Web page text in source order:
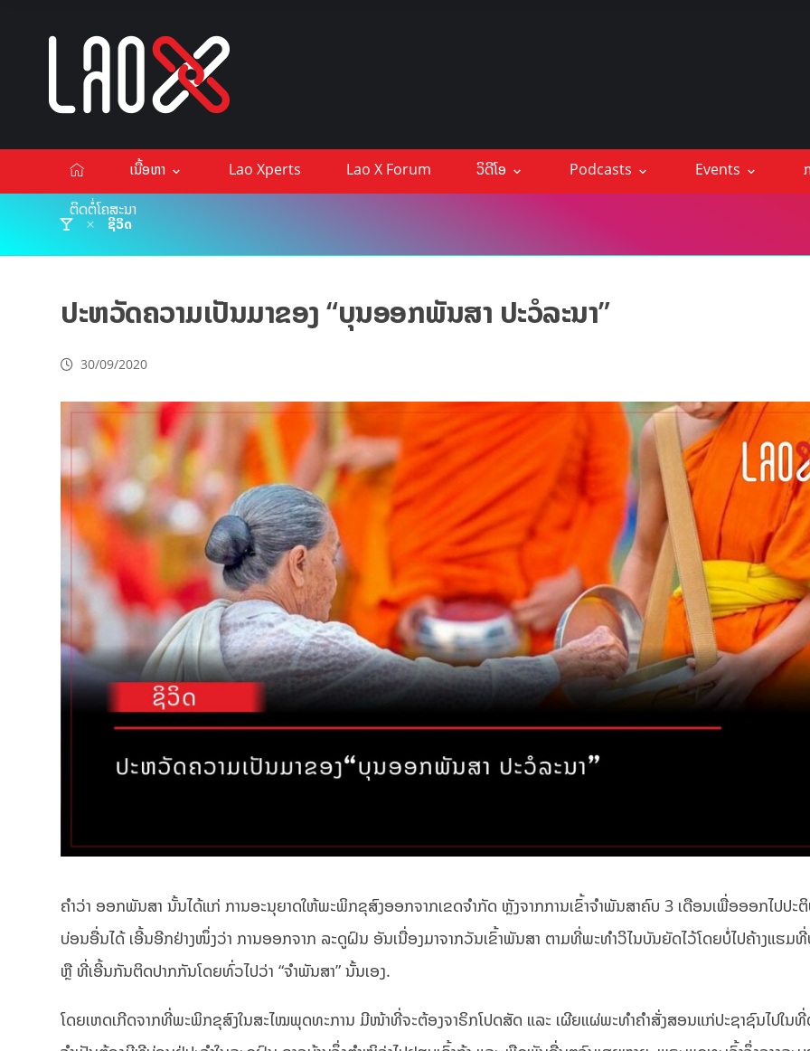
ເນື້ອຫາ Lao Xperts Lao X Forum ວິດີໂອ Podcasts Events
ຕິດຕໍ່ໂຄສະນາ
ຊີວິດ
ປະຫວັດຄວາມເປັນມາຂອງ “ບຸນອອກພັນສາ ປະວໍລະນາ”
30/09/2020
ຄຳວ່າ ອອກພັນສາ ນັ້ນໄດ້ແກ່ ການອະນຸຍາດໃຫ້ພະພິກຂຸສົງອອກຈາກເຂດຈໍາກັດ ຫຼັງຈາກການເຂົ້າຈຳພັນສາຄົບ 3 ເດືອນເພື່ອອອກໄປປ
ບ່ອນອື່ນໄດ້ ເອີ້ນອີກຢ່າງໜຶ່ງວ່າ ການອອກຈາກ ລະດູຝົນ ອັນເນື່ອງມາຈາກວັນເຂົ້າພັນສາ ຕາມທີ່ພະທໍາວິໄນບັນຍັດໄວ້ໂດຍບໍ່ໄປຄ້າງແຮມ
ຫຼື ທີ່ເອີ້ນກັນຕິດປາກກັນໂດຍທົ່ວໄປວ່າ “ຈຳພັນສາ” ນັ້ນເອງ.
ໂດຍເຫດເກີດຈາກທີ່ພະພິກຂຸສົງໃນສະໄໝພຸດທະການ ມີໜ້າທີ່ຈະຕ້ອງຈາຣິກໂປດສັດ ແລະ ເຜີຍແຜ່ພະທໍາຄຳສັ່ງສອນແກ່ປະຊາຊົນໄປໃນທີ່